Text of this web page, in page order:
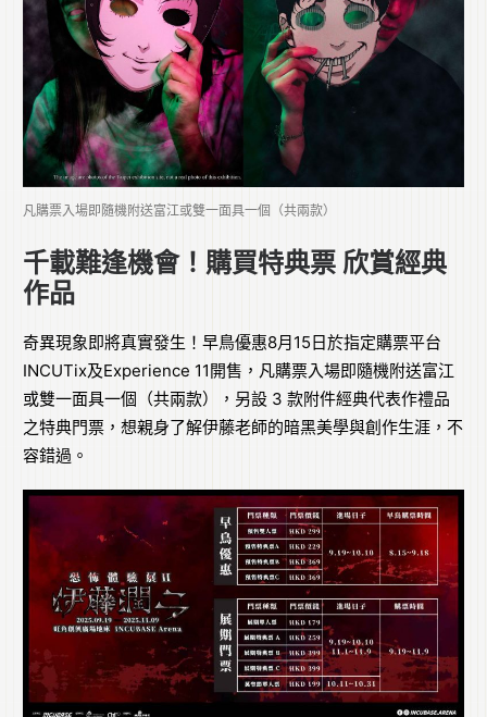
凡購票入場即隨機附送富江或雙一面具一個（共兩款）
千載難逢機會！購買特典票 欣賞經典
作品
奇異現象即將真實發生！早鳥優惠8月15日於指定購票平台
INCUTix及Experience 11開售，凡購票入場即隨機附送富江
或雙一面具一個（共兩款），另設 3 款附件經典代表作禮品
之特典門票，想親身了解伊藤老師的暗黑美學與創作生涯，不
容錯過。